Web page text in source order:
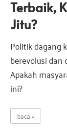
a
s
i
n
d
o
n
s
i
Terbaik,
Jitu?
Politik dagang
berevolusi dan
Apakah
ini?
baca